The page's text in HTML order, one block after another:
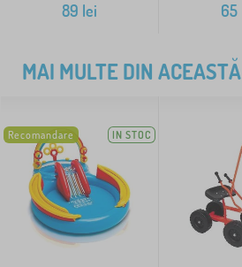
89 lei 65
MAI MULTE DIN
Recomandare IN STOC